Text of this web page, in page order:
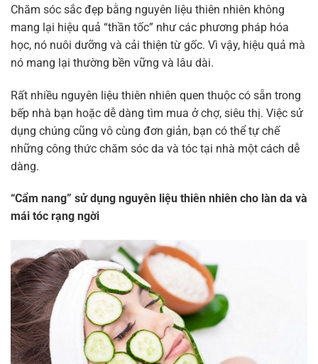
Chăm sóc sắc đẹp bằng nguyên liệu thiên nhiên không
mang lại hiệu quả “thần tốc” như các phương pháp hóa
học, nó nuôi dưỡng và cải thiện từ gốc. Vì vậy, hiệu quả mà
nó mang lại thường bền vững và lâu dài.
Rất nhiều nguyên liệu thiên nhiên quen thuộc có sẵn trong
bếp nhà bạn hoặc dễ dàng tìm mua ở chợ, siêu thị. Việc sử
dụng chúng cũng vô cùng đơn giản, bạn có thể tự chế
những công thức chăm sóc da và tóc tại nhà một cách dễ
dàng.
“Cẩm nang” sử dụng nguyên liệu thiên nhiên cho làn da và
mái tóc rạng ngời